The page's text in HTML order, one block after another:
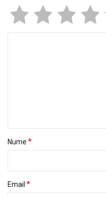
Nume *
Email *